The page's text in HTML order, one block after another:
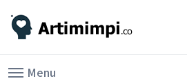
Menu